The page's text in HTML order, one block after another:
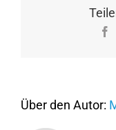
Über den Autor: